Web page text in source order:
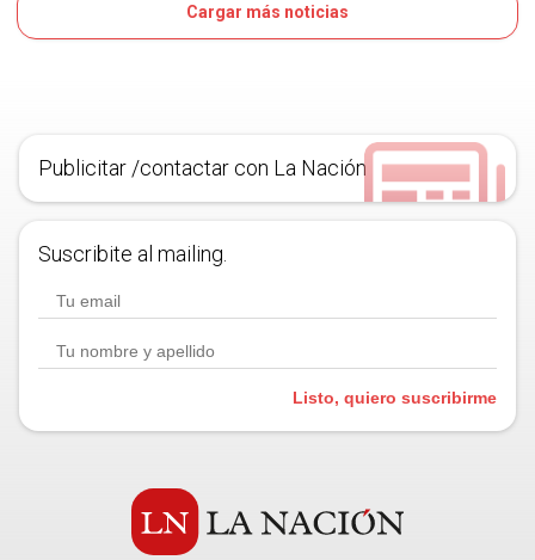
Cargar más noticias
Publicitar /contactar con La Nación
Suscribite al mailing.
Listo, quiero suscribirme